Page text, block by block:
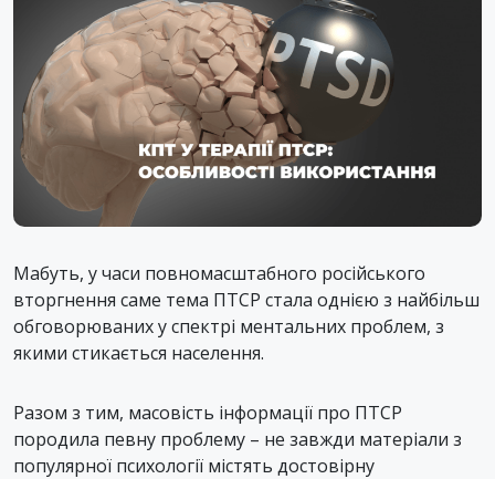
Мабуть, у часи повномасштабного російського
вторгнення саме тема ПТСР стала однією з найбільш
обговорюваних у спектрі ментальних проблем, з
якими стикається населення.
Разом з тим, масовість інформації про ПТСР
породила певну проблему – не завжди матеріали з
популярної психології містять достовірну